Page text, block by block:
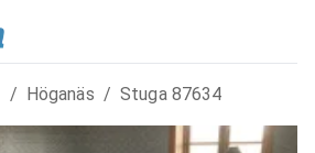
/ Höganäs / Stuga 87634